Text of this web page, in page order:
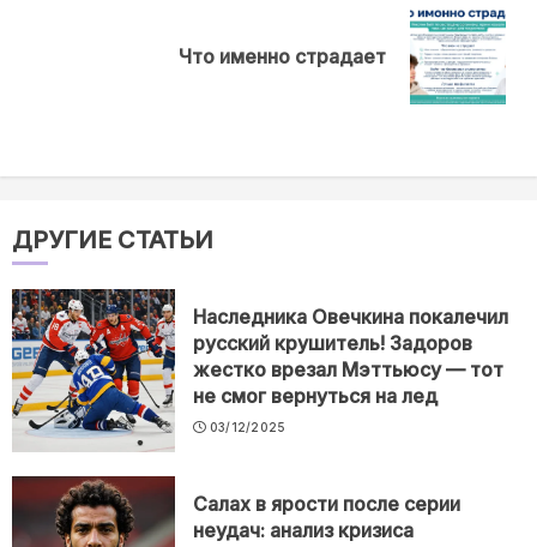
Что именно страдает
ДРУГИЕ СТАТЬИ
Наследника Овечкина покалечил
русский крушитель! Задоров
жестко врезал Мэттьюсу — тот
не смог вернуться на лед
03/12/2025
Салах в ярости после серии
неудач: анализ кризиса